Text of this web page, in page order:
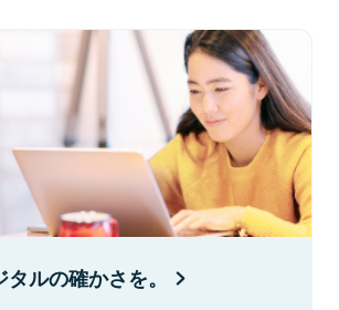
ルの確かさを。